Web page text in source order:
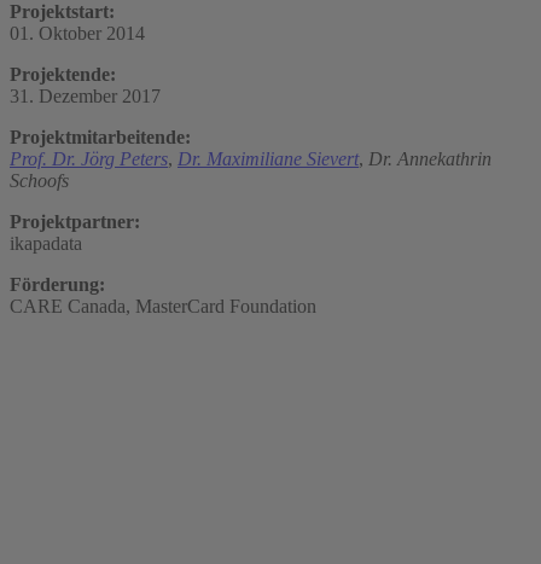
Projektstart:
01. Oktober 2014
Projektende:
31. Dezember 2017
Projektmitarbeitende:
Prof. Dr. Jörg Peters, Dr. Maximiliane Sievert, Dr. Annekathrin
Schoofs
Projektpartner:
ikapadata
Förderung:
CARE Canada, MasterCard Foundation